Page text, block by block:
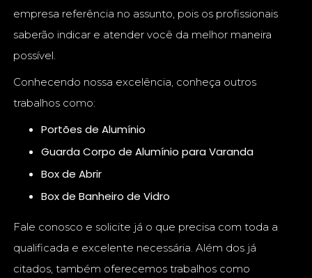
empresa referência no assunto, pois os profissionais
saberão indicar e atender você da melhor maneira
possível.
Conhecendo nossa excelência, conheça outros
trabalhos como:
Portões de Alumínio
Guarda Corpo de Alumínio para Varanda
Box de Abrir
Box de Banheiro de Vidro
Fale conosco e solicite já o que precisa com toda a
qualificada e excelente necessária. Além dos já
citados, também oferecemos trabalhos como